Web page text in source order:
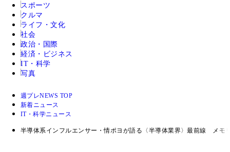
スポーツ
クルマ
ライフ・文化
社会
政治・国際
経済・ビジネス
IT・科学
写真
週プレNEWS TOP
新着ニュース
IT・科学ニュース
半導体系インフルエンサー・情ポヨが語る〈半導体業界〉最前線 メモ